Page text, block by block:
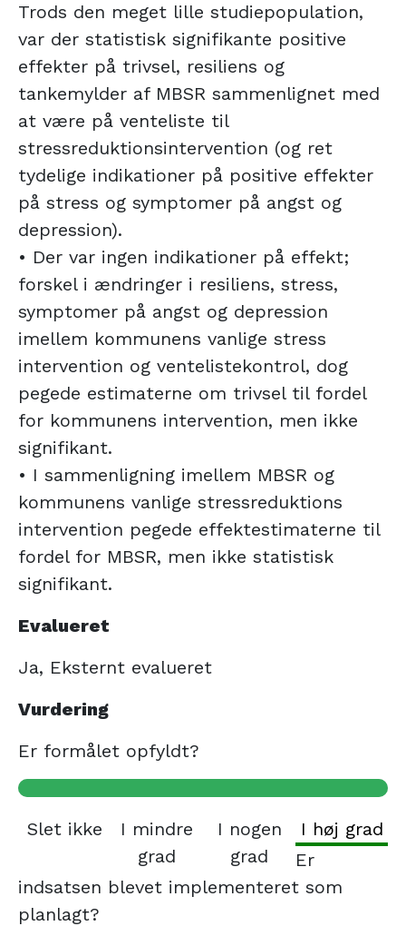
Trods den meget lille studiepopulation,
var der statistisk signifikante positive
effekter på trivsel, resiliens og
tankemylder af MBSR sammenlignet med
at være på venteliste til
stressreduktionsintervention (og ret
tydelige indikationer på positive effekter
på stress og symptomer på angst og
depression).
• Der var ingen indikationer på effekt;
forskel i ændringer i resiliens, stress,
symptomer på angst og depression
imellem kommunens vanlige stress
intervention og ventelistekontrol, dog
pegede estimaterne om trivsel til fordel
for kommunens intervention, men ikke
signifikant.
• I sammenligning imellem MBSR og
kommunens vanlige stressreduktions
intervention pegede effektestimaterne til
fordel for MBSR, men ikke statistisk
signifikant.
Evalueret
Ja, Eksternt evalueret
Vurdering
Er formålet opfyldt?
Slet ikke
I mindre
grad
I nogen
grad
I høj grad
Er
indsatsen blevet implementeret som
planlagt?